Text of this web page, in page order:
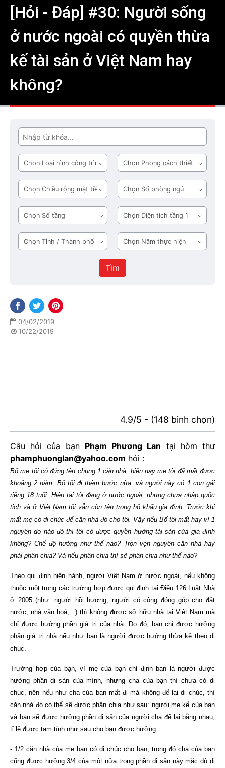
[Hỏi - Đáp] #30: Người sống
ở nước ngoài có quyền thừa
kế tài sản ở Việt Nam hay
không?
Tìm
Loại
hình
công
trình
Phong
cách
thiết
kế
Chiều
rộng
mặt
tiền
Số
phòng
ngủ
Số
tầng
Diện
tích
tầng
1
Tỉnh
/
Năm
thực
hiện
Tìm
04/02/2019
10/22/2019
4.9/5 - (148 bình chọn)
Câu hỏi của bạn Phạm Phương Lan tại hòm thư
phamphuonglan@yahoo.com hỏi :
Bố mẹ tôi có đứng tên chung 1 căn nhà, hiện nay mẹ tôi đã mất được
khoảng 2 năm. Bố tôi đi thêm bước nữa, và người này có 1 con gái
riêng 18 tuổi. Hiện tại tôi đang ở nước ngoài, nhưng chưa nhập quốc
tịch và ở ViệtNam tôi vẫn còn tên trong hộ khẩu gia đình. Trước khi
mất mẹ có di chúc để căn nhà đó cho tôi. Vậy nếu Bố tôi mất hay vì 1
nguyên do nào đó thì tôi có được quyền hưởng tài sản của gia đình
không? Chế độ hưởng như thế nào? Trọn vẹn nguyên căn nhà hay
phải phân chia? Và nếu phân chia thì sẽ phân chia như thế nào?
Theo qui định hiện hành, người Việt Nam ở nước ngoài, nếu không
thuộc một trong các trường hợp được qui định tại Điều 126 Luật Nhà
ở 2005 (như: người hồi hương, người có công đóng góp cho đất
nước, nhà văn hoá,...) thì không được sở hữu nhà tại Việt Nam mà
chỉ được hưởng phần giá trị của nhà. Do đó, bạn chỉ được hưởng
phần giá trị nhà nếu như bạn là người được hưởng thừa kế theo di
chúc.
Trường hợp của bạn, vì mẹ của bạn chỉ định bạn là người được
hưởng phần di sản của mình, nhưng cha của bạn thì chưa có di
chúc, nên nếu như cha của bạn mất đi mà không để lại di chúc, thì
căn nhà đó có thể sẽ được phân chia như sau: người mẹ kế của bạn
và bạn sẽ được hưởng phần di sản của người cha để lại bằng nhau,
tỉ lệ được tạm tính như sau cho bạn được hưởng:
- 1/2 căn nhà của mẹ bạn có di chúc cho bạn, trong đó cha của bạn
cũng được hưởng 3/4 của một nửa trong phần di sản này mặc dù di